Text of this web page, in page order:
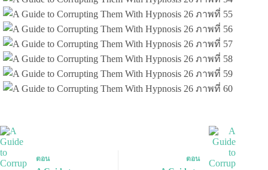
ตอน ตอน